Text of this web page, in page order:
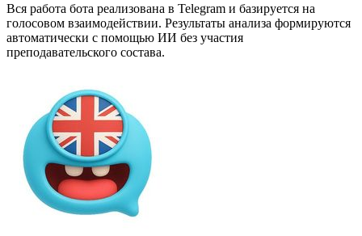
Вся работа бота реализована в Telegram и базируется на
голосовом взаимодействии. Результаты анализа формируются
автоматически с помощью ИИ без участия
преподавательского состава.